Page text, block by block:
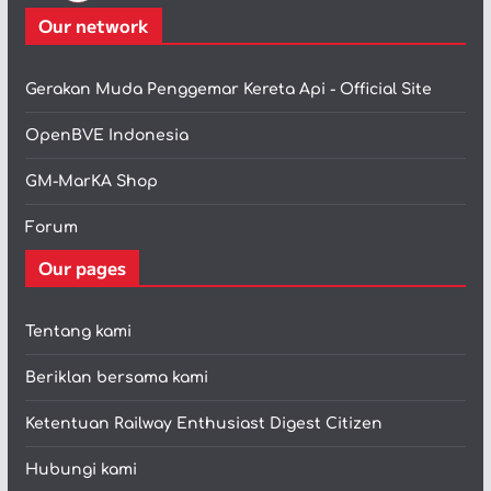
Our network
Gerakan Muda Penggemar Kereta Api - Official Site
OpenBVE Indonesia
GM-MarKA Shop
Forum
Our pages
Tentang kami
Beriklan bersama kami
Ketentuan Railway Enthusiast Digest Citizen
Hubungi kami